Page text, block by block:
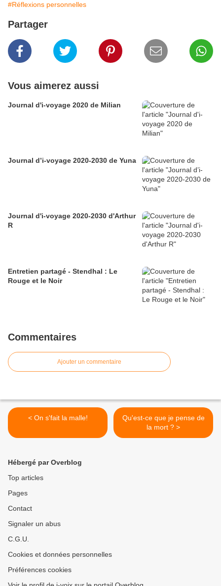
#Réflexions personnelles
Partager
Vous aimerez aussi
Journal d'i-voyage 2020 de Milian
Journal d’i-voyage 2020-2030 de Yuna
Journal d'i-voyage 2020-2030 d'Arthur
R
Entretien partagé - Stendhal : Le
Rouge et le Noir
Commentaires
Ajouter un commentaire
< On s'fait la malle!
Qu'est-ce que je pense de
la mort ? >
Hébergé par Overblog
Top articles
Pages
Contact
Signaler un abus
C.G.U.
Cookies et données personnelles
Préférences cookies